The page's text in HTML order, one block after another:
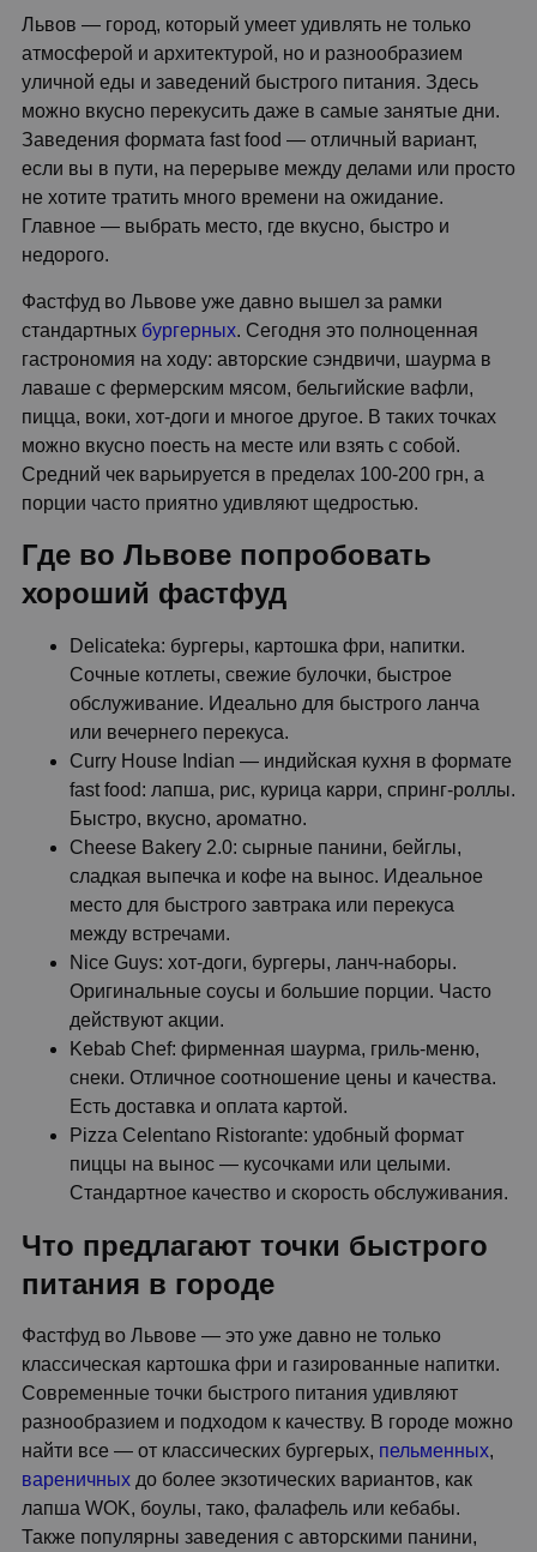
Львов — город, который умеет удивлять не только
атмосферой и архитектурой, но и разнообразием
уличной еды и заведений быстрого питания. Здесь
можно вкусно перекусить даже в самые занятые дни.
Заведения формата fast food — отличный вариант,
если вы в пути, на перерыве между делами или просто
не хотите тратить много времени на ожидание.
Главное — выбрать место, где вкусно, быстро и
недорого.
Фастфуд во Львове уже давно вышел за рамки
стандартных бургерных. Сегодня это полноценная
гастрономия на ходу: авторские сэндвичи, шаурма в
лаваше с фермерским мясом, бельгийские вафли,
пицца, воки, хот-доги и многое другое. В таких точках
можно вкусно поесть на месте или взять с собой.
Средний чек варьируется в пределах 100-200 грн, а
порции часто приятно удивляют щедростью.
Где во Львове попробовать
хороший фастфуд
Delicateka: бургеры, картошка фри, напитки.
Сочные котлеты, свежие булочки, быстрое
обслуживание. Идеально для быстрого ланча
или вечернего перекуса.
Curry House Indian — индийская кухня в формате
fast food: лапша, рис, курица карри, спринг-роллы.
Быстро, вкусно, ароматно.
Cheese Bakery 2.0: сырные панини, бейглы,
сладкая выпечка и кофе на вынос. Идеальное
место для быстрого завтрака или перекуса
между встречами.
Nice Guys: хот-доги, бургеры, ланч-наборы.
Оригинальные соусы и большие порции. Часто
действуют акции.
Kebab Chef: фирменная шаурма, гриль-меню,
снеки. Отличное соотношение цены и качества.
Есть доставка и оплата картой.
Pizza Celentano Ristorante: удобный формат
пиццы на вынос — кусочками или целыми.
Стандартное качество и скорость обслуживания.
Что предлагают точки быстрого
питания в городе
Фастфуд во Львове — это уже давно не только
классическая картошка фри и газированные напитки.
Современные точки быстрого питания удивляют
разнообразием и подходом к качеству. В городе можно
найти все — от классических бургерых, пельменных,
вареничных до более экзотических вариантов, как
лапша WOK, боулы, тако, фалафель или кебабы.
Также популярны заведения с авторскими панини,